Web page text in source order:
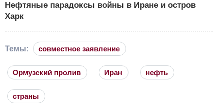
Нефтяные парадоксы войны в Иране и остров
Харк
Темы: совместное заявление
Ормузский пролив Иран нефть
страны